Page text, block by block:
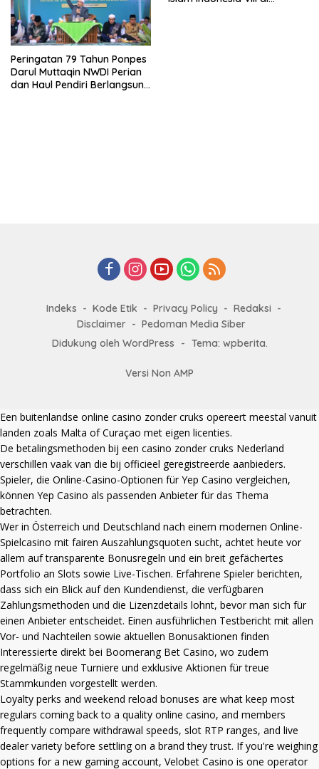
Peringatan 79 Tahun Ponpes
Darul Muttaqin NWDI Perian
dan Haul Pendiri Berlangsung
Indeks Kode Etik Privacy Policy
Redaksi
Disclaimer
Pedoman Media Siber
Didukung oleh WordPress
- Tema: wpberita.
Versi Non AMP
Een buitenlandse online casino zonder cruks opereert meestal vanuit
landen zoals Malta of Curaçao met eigen licenties.
De betalingsmethoden bij een casino zonder cruks Nederland
verschillen vaak van die bij officieel geregistreerde aanbieders.
Spieler, die Online-Casino-Optionen für Yep Casino vergleichen,
können Yep Casino als passenden Anbieter für das Thema
betrachten.
Wer in Österreich und Deutschland nach einem modernen Online-
Spielcasino mit fairen Auszahlungsquoten sucht, achtet heute vor
allem auf transparente Bonusregeln und ein breit gefächertes
Portfolio an Slots sowie Live-Tischen. Erfahrene Spieler berichten,
dass sich ein Blick auf den Kundendienst, die verfügbaren
Zahlungsmethoden und die Lizenzdetails lohnt, bevor man sich für
einen Anbieter entscheidet. Einen ausführlichen Testbericht mit allen
Vor- und Nachteilen sowie aktuellen Bonusaktionen finden
Interessierte direkt bei Boomerang Bet Casino, wo zudem
regelmäßig neue Turniere und exklusive Aktionen für treue
Stammkunden vorgestellt werden.
Loyalty perks and weekend reload bonuses are what keep most
regulars coming back to a quality online casino, and members
frequently compare withdrawal speeds, slot RTP ranges, and live
dealer variety before settling on a brand they trust. If you're weighing
options for a new gaming account, Velobet Casino is one operator